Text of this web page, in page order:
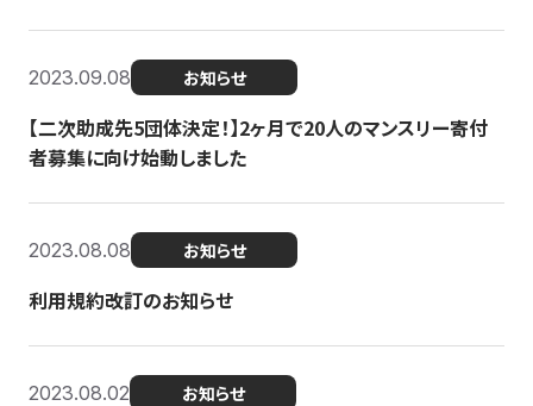
2023.09.08 お知らせ
【二次助成先5団体決定！】2ヶ月で20人のマンスリー寄付
者募集に向け始動しました
2023.08.08 お知らせ
利用規約改訂のお知らせ
2023.08.02 お知らせ